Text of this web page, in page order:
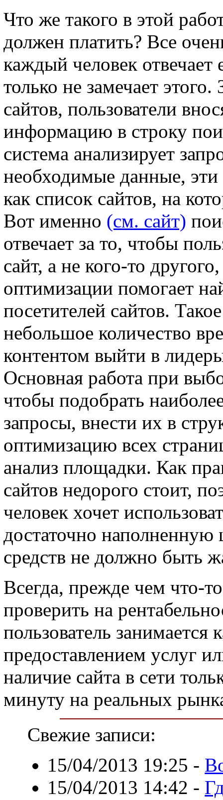
Что же такого в этой
должен платить? Все
каждый человек отвечает
только не замечает
сайтов, пользователи
информацию в строку
система анализирует
необходимые данные, эти
как список сайтов, на
Вот именно (см. сайт)
отвечает за то, чтобы
сайт, а не кого-то
оптимизации помогает
посетителей сайтов.
небольшое количество
контентом выйти в
Основная работа при
чтобы подобрать
запросы, внести их в
оптимизацию всех
анализ площадки. Как
сайтов недорого стоит,
человек хочет
достаточно наполненную
средств не должно быть
Всегда, прежде чем что-
проверить на
пользователь занимается
предоставлением услуг
наличие сайта в сети
минуту на реальных
Свежие записи:
15/04/2013 19:25 -
15/04/2013 14:42 -